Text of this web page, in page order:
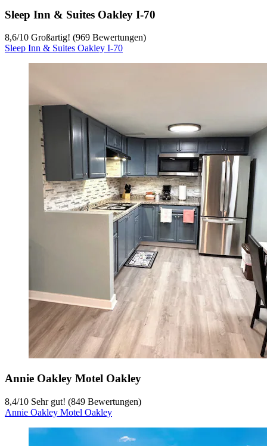
Sleep Inn & Suites Oakley I-70
8,6/10 Großartig! (969 Bewertungen)
Sleep Inn & Suites Oakley I-70
Annie Oakley Motel Oakley
8,4/10 Sehr gut! (849 Bewertungen)
Annie Oakley Motel Oakley